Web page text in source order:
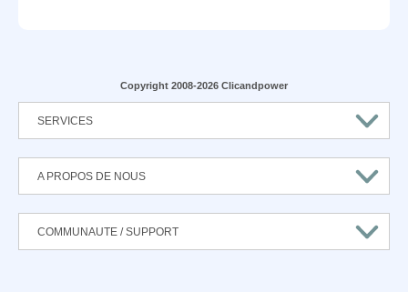
Copyright 2008-2026 Clicandpower
SERVICES
A PROPOS DE NOUS
COMMUNAUTE / SUPPORT